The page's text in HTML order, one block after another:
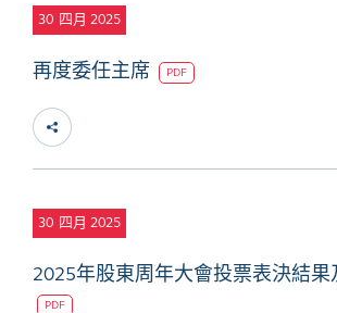
30 四月 2025
再度委任主席 PDF
30 四月 2025
2025年股東周年大會投票表決結果
PDF